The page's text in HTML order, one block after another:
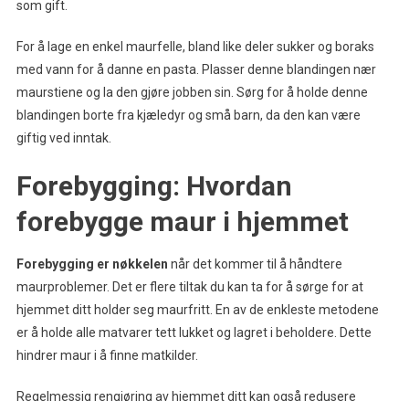
som gift.
For å lage en enkel maurfelle, bland like deler sukker og boraks
med vann for å danne en pasta. Plasser denne blandingen nær
maurstiene og la den gjøre jobben sin. Sørg for å holde denne
blandingen borte fra kjæledyr og små barn, da den kan være
giftig ved inntak.
Forebygging: Hvordan
forebygge maur i hjemmet
Forebygging er nøkkelen når det kommer til å håndtere
maurproblemer. Det er flere tiltak du kan ta for å sørge for at
hjemmet ditt holder seg maurfritt. En av de enkleste metodene
er å holde alle matvarer tett lukket og lagret i beholdere. Dette
hindrer maur i å finne matkilder.
Regelmessig rengjøring av hjemmet ditt kan også redusere